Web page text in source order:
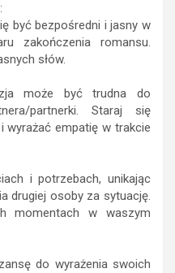
:
być bezpośredni i jasny w
zakończenia romansu.
słów.
może być trudna do
partnerki. Staraj się
wyrażać empatię w trakcie
i potrzebach, unikając
drugiej osoby za sytuację.
momentach w waszym
do wyrażenia swoich